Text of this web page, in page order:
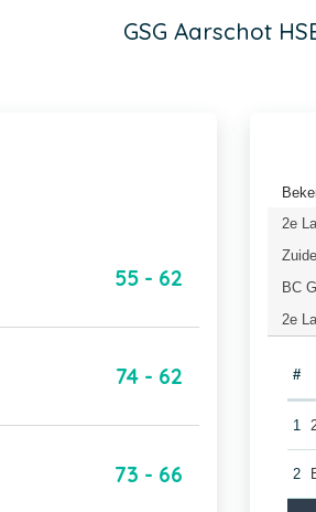
GSG Aarschot
55 - 62
74 - 62
73 - 66
2e
BC
2e
#
1
2